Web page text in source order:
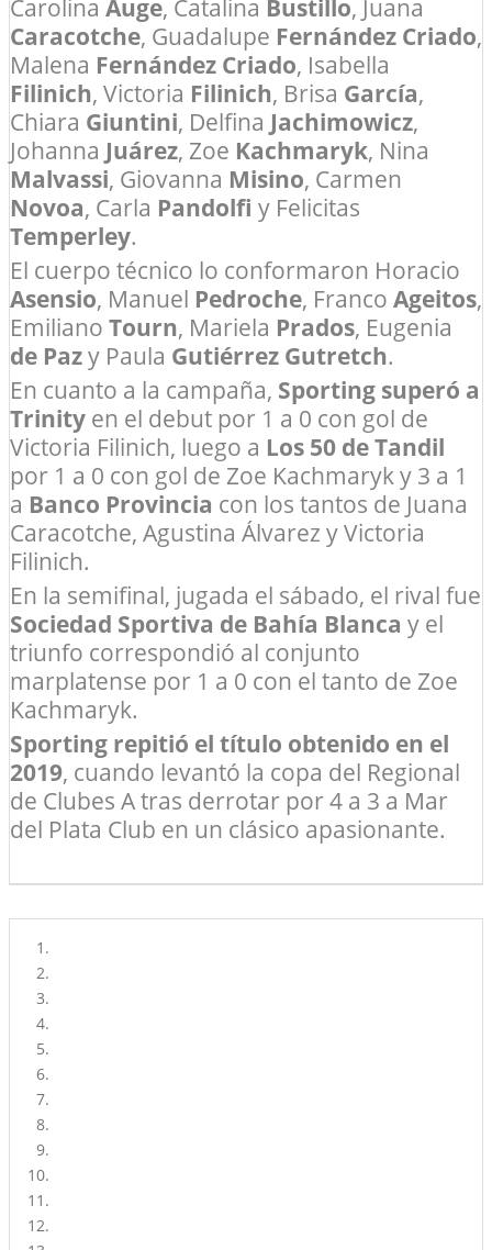
Carolina Auge, Catalina Bustillo, Juana
Caracotche, Guadalupe Fernández Criado,
Malena Fernández Criado, Isabella
Filinich, Victoria Filinich, Brisa García,
Chiara Giuntini, Delfina Jachimowicz,
Johanna Juárez, Zoe Kachmaryk, Nina
Malvassi, Giovanna Misino, Carmen
Novoa, Carla Pandolfi y Felicitas
Temperley.
El cuerpo técnico lo conformaron Horacio
Asensio, Manuel Pedroche, Franco Ageitos,
Emiliano Tourn, Mariela Prados, Eugenia
de Pazy Paula Gutiérrez Gutretch.
En cuanto a la campaña, Sporting superó a
Trinity en el debut por 1 a 0 con gol de
Victoria Filinich, luego a Los 50 de Tandil
por 1 a 0 con gol de Zoe Kachmaryk y 3 a 1
a Banco Provincia con los tantos de Juana
Caracotche, Agustina Álvarez y Victoria
Filinich.
En la semifinal, jugada el sábado, el rival fue
Sociedad Sportiva de Bahía Blanca y el
triunfo correspondió al conjunto
marplatense por 1 a 0 con el tanto de Zoe
Kachmaryk.
Sporting repitió el título obtenido en el
2019, cuando levantó la copa del Regional
de Clubes A tras derrotar por 4 a 3 a Mar
del Plata Club en un clásico apasionante.